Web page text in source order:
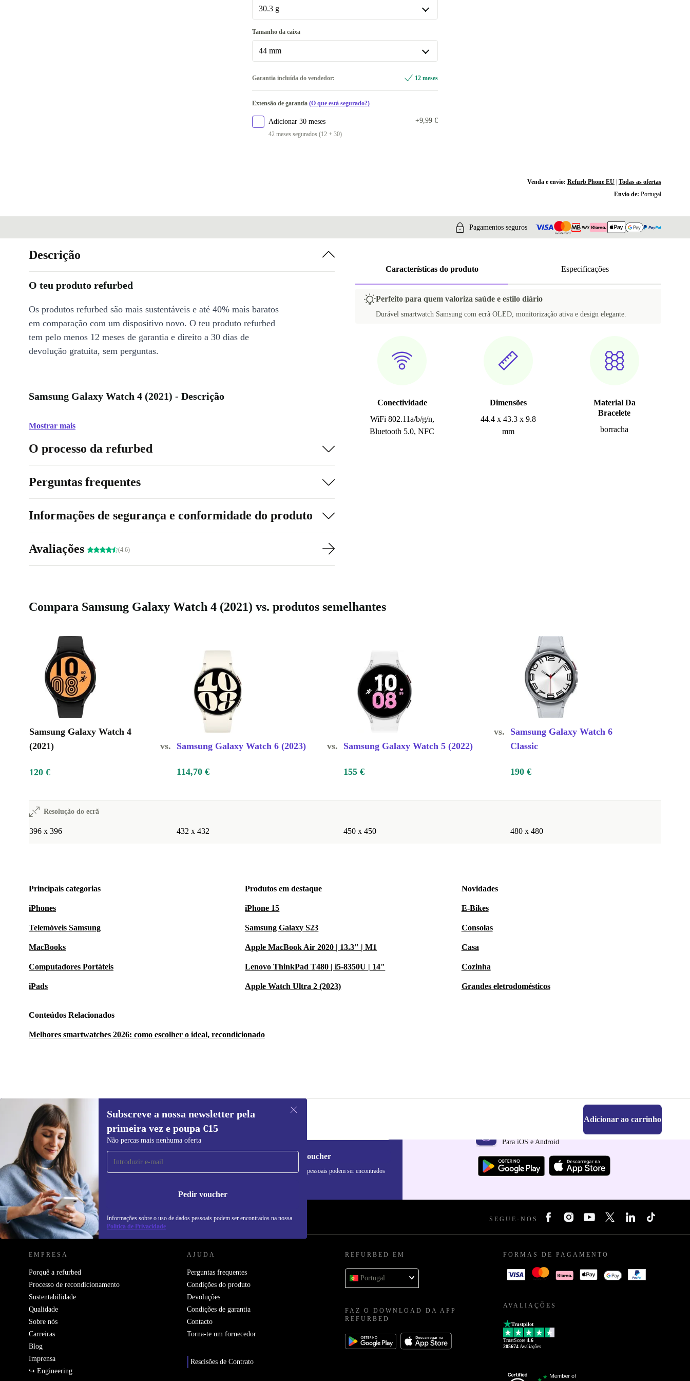
40 mm +30 €
30.3 g
30.3 g
25.9 g +30 €
Tamanho da caixa
44 mm
40 mm
Garantia incluída do vendedor: 12 meses
Extensão de garantia (O que está segurado?)
Adicionar 30 meses
42 meses segurados (12 + 30)
+9,99 €
Venda e envio: Refurb Phone EU| Todas as ofertas
Envio de: Portugal
Pagamentos seguros
Características do produto Especificações
Perfeito para quem valoriza saúde e estilo diário
Durável smartwatch Samsung com ecrã OLED, monitorização ativa e design elegante.
Conectividade
WiFi 802.11a/b/g/n,
Bluetooth 5.0, NFC
Dimensões
44.4 x 43.3 x 9.8
mm
Material Da
Bracelete
borracha
Descrição
O teu produto refurbed
Os produtos refurbed são mais sustentáveis e até 40% mais baratos
em comparação com um dispositivo novo. O teu produto refurbed
tem pelo menos 12 meses de garantia e direito a 30 dias de
devolução gratuita, sem perguntas.
Samsung Galaxy Watch 4 (2021) - Descrição
Mostrar mais
O processo da refurbed
Perguntas frequentes
Informações de segurança e conformidade do produto
Avaliações (4.6)
Compara Samsung Galaxy Watch 4 (2021) vs. produtos semelhantes
Samsung Galaxy Watch 4
(2021)
vs. Samsung Galaxy Watch 6 (2023) vs. Samsung Galaxy Watch 5 (2022)
vs.
Samsung Galaxy Watch 6
Classic
120 € 114,70 € 155 € 190 €
Resolução do ecrã
396 x 396 432 x 432 450 x 450 480 x 480
Principais categorias
iPhones
Telemóveis Samsung
MacBooks
Computadores Portáteis
iPads
Produtos em destaque
iPhone 15
Samsung Galaxy S23
Apple MacBook Air 2020 | 13.3" | M1
Lenovo ThinkPad T480 | i5-8350U | 14"
Apple Watch Ultra 2 (2023)
Novidades
E-Bikes
Consolas
Casa
Cozinha
Grandes eletrodomésticos
Conteúdos Relacionados
Melhores smartwatches 2026: como escolher o ideal, recondicionado
120 €479 € Adicionar ao carrinho
Subscreve a nossa newsletter pela
primeira vez e poupa €15
Não percas mais nenhuma oferta
Pedir voucher
Informações sobre o uso de dados pessoais podem ser encontrados na nossa
Política de Privacidade
Subscreve a nossa newsletter pela
primeira vez e poupa 15€!
Não percas mais nenhuma oferta.
Pedir voucher
Informações sobre o uso de dados pessoais podem ser encontrados
Faz o download da app refurbed
Para iOS e Android
REFURBED PORTUGAL - RETHINK NEW. SEGUE-NOS
EMPRESA
Porquê a refurbed
Processo de recondicionamento
Sustentabilidade
Qualidade
Sobre nós
Carreiras
Blog
Imprensa
↪ Engineering
AJUDA
Perguntas frequentes
Condições do produto
Devoluções
Condições de garantia
Contacto
Torna-te um fornecedor
Rescisões de Contrato
REFURBED EM
Portugal
FAZ O DOWNLOAD DA APP
REFURBED
FORMAS DE PAGAMENTO
AVALIAÇÕES
Trustpilot
TrustScore 4.6
205674 Avaliações